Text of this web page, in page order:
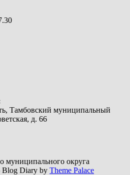
Тамбовский муниципальный
д. 66
муниципального округа
Blog Diary by Theme Palace